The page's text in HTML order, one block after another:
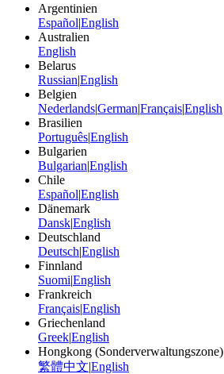
Argentinien
Español|English
Australien
English
Belarus
Russian|English
Belgien
Nederlands|German|Français|English
Brasilien
Português|English
Bulgarien
Bulgarian|English
Chile
Español|English
Dänemark
Dansk|English
Deutschland
Deutsch|English
Finnland
Suomi|English
Frankreich
Français|English
Griechenland
Greek|English
Hongkong (Sonderverwaltungszone)
繁體中文|English